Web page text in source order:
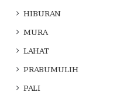
HIBURAN
MURA
LAHAT
PRABUMULIH
PALI